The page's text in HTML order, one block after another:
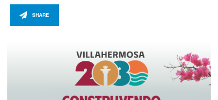
SHARE